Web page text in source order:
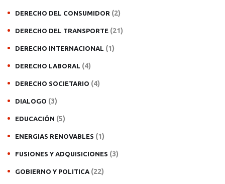
DERECHO DEL CONSUMIDOR (2)
DERECHO DEL TRANSPORTE (21)
DERECHO INTERNACIONAL (1)
DERECHO LABORAL (4)
DERECHO SOCIETARIO (4)
DIALOGO (3)
EDUCACIÓN (5)
ENERGIAS RENOVABLES (1)
FUSIONES Y ADQUISICIONES (3)
GOBIERNO Y POLITICA (22)